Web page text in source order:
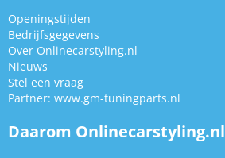
Openingstijden
Bedrijfsgegevens
Over Onlinecarstyling.nl
Nieuws
Stel een vraag
Partner: www.gm-tuningparts.nl
Daarom Onlinecarstyling.nl